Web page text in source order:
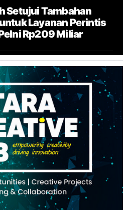
Setujui Tambahan
Layanan Perintis
Rp209 Miliar